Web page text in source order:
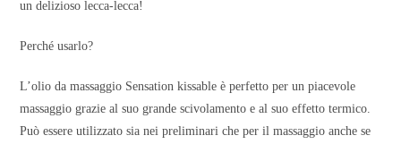
un delizioso lecca-lecca!
Perché usarlo?
L’olio da massaggio Sensation kissable è perfetto per un piacevole
massaggio grazie al suo grande scivolamento e al suo effetto termico.
Può essere utilizzato sia nei preliminari che per il massaggio anche se